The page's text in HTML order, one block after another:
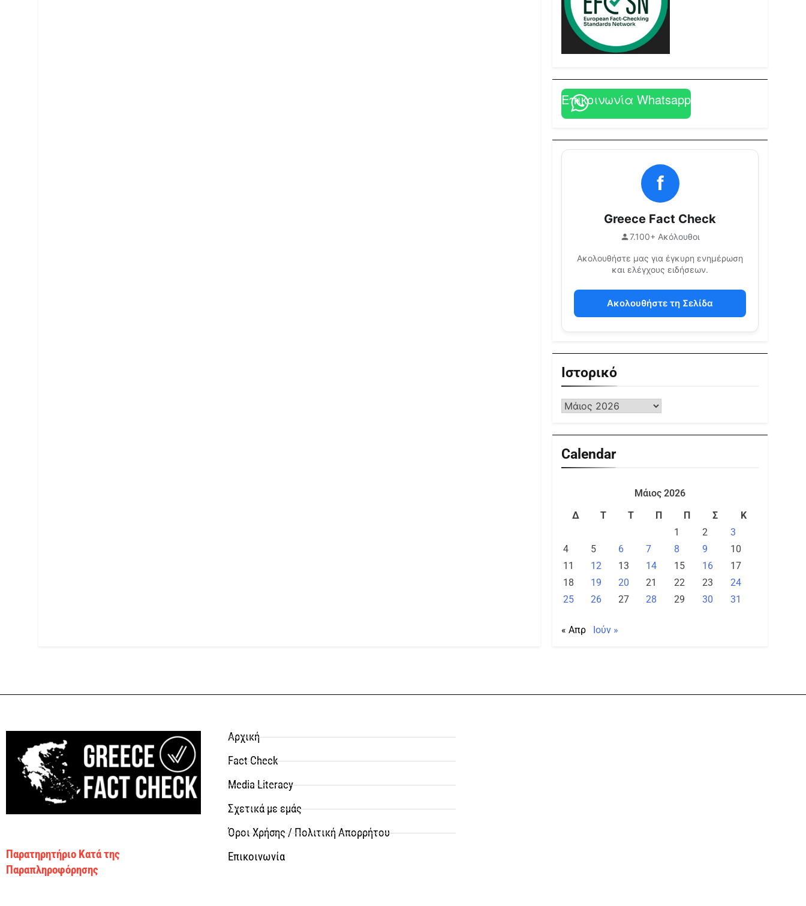
Επικοινωνία Whatsapp
f
Greece Fact Check
7.100+ Ακόλουθοι
Ακολουθήστε μας για έγκυρη ενημέρωση
και ελέγχους ειδήσεων.
Ακολουθήστε τη Σελίδα
Ιστορικό
Calendar
Μάιος 2026
Δ
Τ Τ Π Π Σ
Κ
1
2
3
4
5 6 7 8 9
10
11
12 13 14 15 16
17
18
19 20 21 22 23
24
25
26 27 28 29 30 31
« Απρ Ιούν »
Παρατηρητήριο Κατά της
Παραπληροφόρησης
Αρχική
Fact Check
Media Literacy
Σχετικά με εμάς
Όροι Χρήσης / Πολιτική Απορρήτου
Επικοινωνία